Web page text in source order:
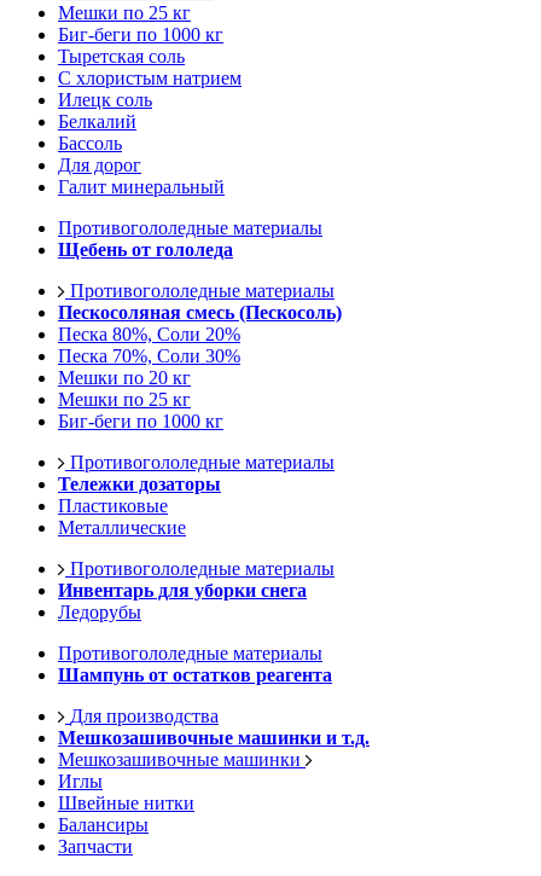
Мешки по 25 кг
Биг-беги по 1000 кг
Тыретская соль
С хлористым натрием
Илецк соль
Белкалий
Бассоль
Для дорог
Галит минеральный
Противогололедные материалы
Щебень от гололеда
Противогололедные материалы
Пескосоляная смесь (Пескосоль)
Песка 80%, Соли 20%
Песка 70%, Соли 30%
Мешки по 20 кг
Мешки по 25 кг
Биг-беги по 1000 кг
Противогололедные материалы
Тележки дозаторы
Пластиковые
Металлические
Противогололедные материалы
Инвентарь для уборки снега
Ледорубы
Противогололедные материалы
Шампунь от остатков реагента
Для производства
Мешкозашивочные машинки и т.д.
Мешкозашивочные машинки
Иглы
Швейные нитки
Балансиры
Запчасти